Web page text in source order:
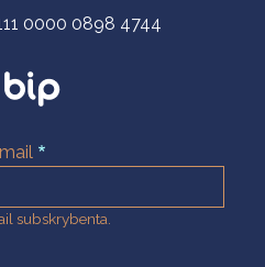
0000 0898 4744
subskrybenta.